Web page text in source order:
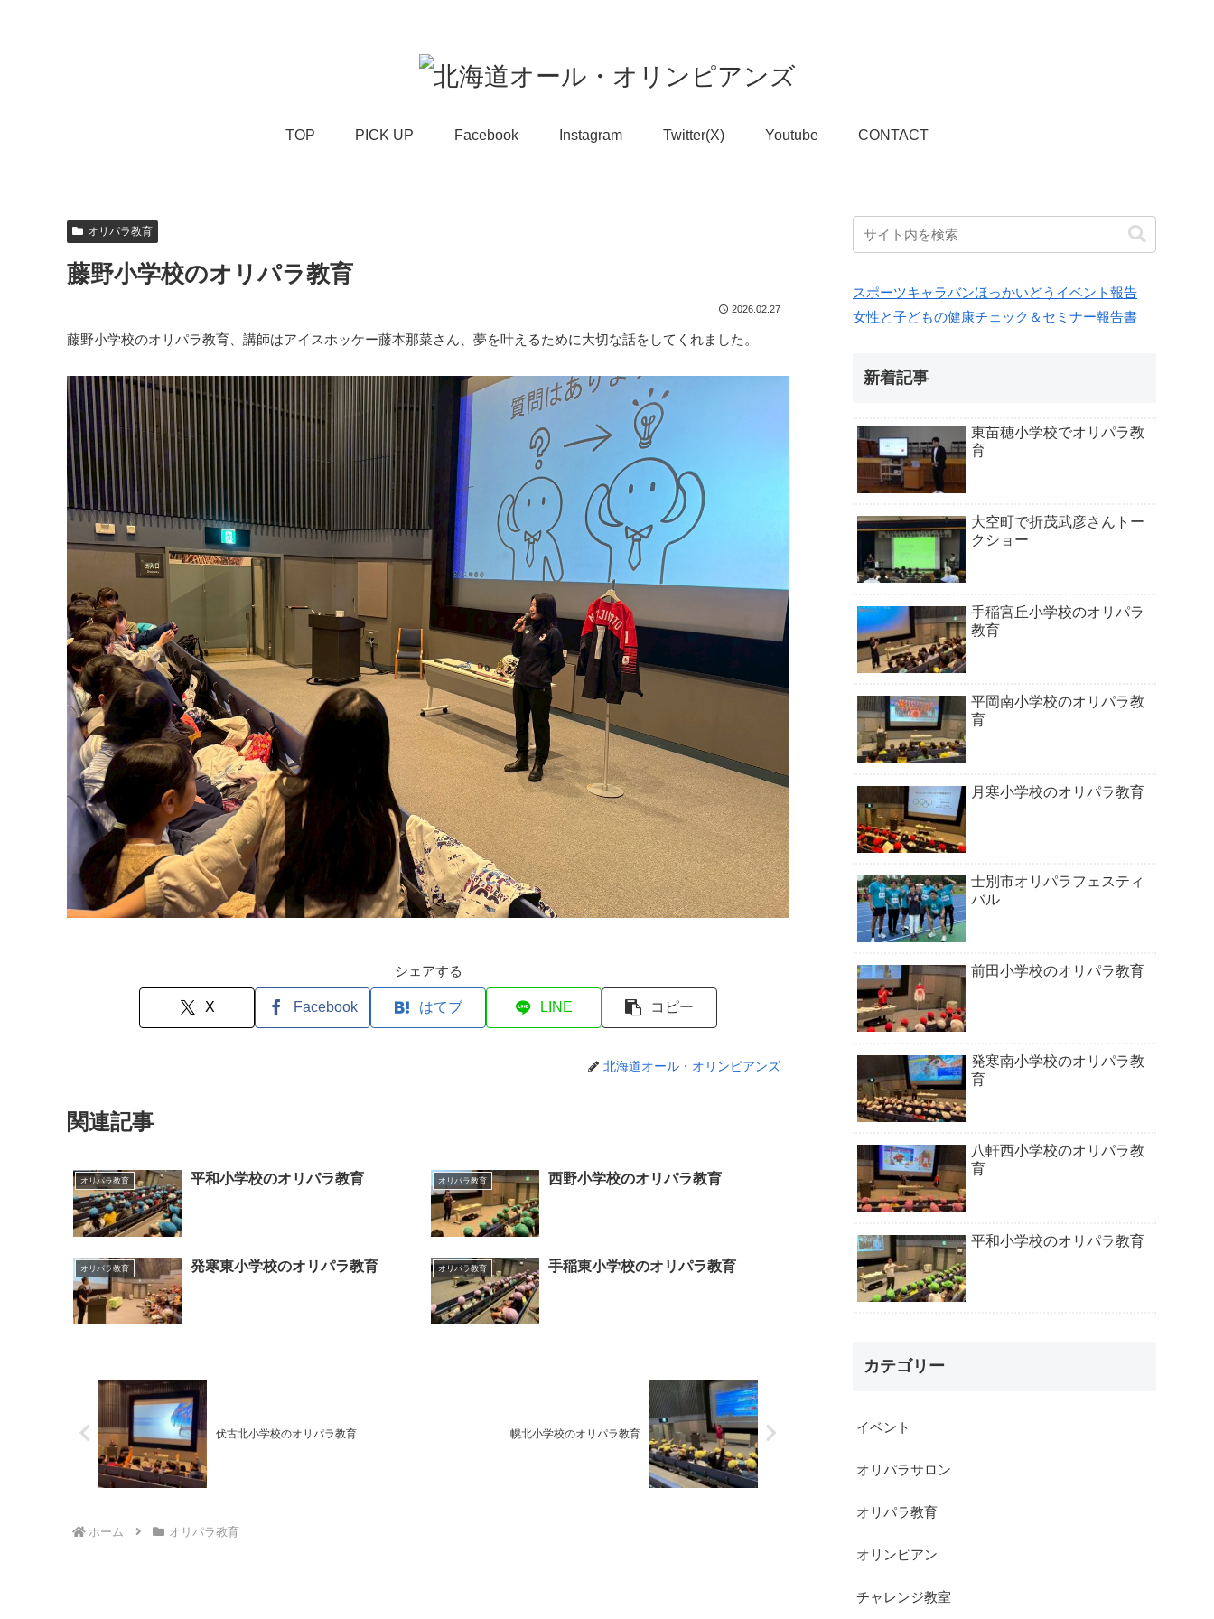
TOP PICK UP Facebook Instagram Twitter(X) Youtube CONTACT
オリパラ教育
藤野小学校のオリパラ教育
2026.02.27
藤野小学校のオリパラ教育、講師はアイスホッケー藤本那菜さん、夢を叶えるために大切な話をしてくれました。
シェアする
X Facebook はてブ LINE コピー
北海道オール・オリンピアンズ
関連記事
オリパラ教育 平和小学校のオリパラ教育 オリパラ教育 西野小学校のオリパラ教育
オリパラ教育 発寒東小学校のオリパラ教育 オリパラ教育 手稲東小学校のオリパラ教育
伏古北小学校のオリパラ教育 幌北小学校のオリパラ教育
ホーム オリパラ教育
スポーツキャラバンほっかいどうイベント報告
女性と子どもの健康チェック＆セミナー報告書
新着記事
東苗穂小学校でオリパラ教
育
大空町で折茂武彦さんトー
クショー
手稲宮丘小学校のオリパラ
教育
平岡南小学校のオリパラ教
育
月寒小学校のオリパラ教育
士別市オリパラフェスティ
バル
前田小学校のオリパラ教育
発寒南小学校のオリパラ教
育
八軒西小学校のオリパラ教
育
平和小学校のオリパラ教育
カテゴリー
イベント
オリパラサロン
オリパラ教育
オリンピアン
チャレンジ教室